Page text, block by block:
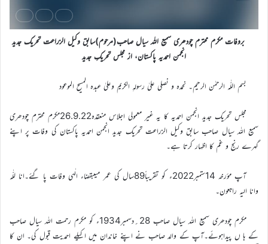
بروفات مکرم محترم چودھری سمیع اللہ سیال صاحب(مرحوم)سابق وکیل الزراعت تحریک جدید
انجمن احمدیہ پاکستان، از مجلس تحریکِ جدید
بسم اللّٰہ الرحمٰن الرحیم۔ نحمدہ و نصلی علیٰ رسولہِ الکریم وعلیٰ عبدہ المسیح الموعود
مجلس تحریک جدید انجمن احمدیہ کا یہ غیر معمولی اجلاس منعقدہ26.9.22مکرم محترم چودھری
سمیع اللہ سیال صاحب سابق وکیل الزراعت تحریک جدید انجمن احمدیہ پاکستان کی وفات پر اپنے
گہرے رنج و غم کا اظہار کرتا ہے۔
آپ مؤرخہ 14ستمبر2022ء کو تقریباً89سال کی عمر میںبقضاء الٰہی وفات پا گئے۔انا للّٰہ
وانا الیہ راجعون۔
مکرم چودھری سمیع اللہ سیال صاحب 28؍دسمبر1934ء کو مکرم رحمت اللہ سیال صاحب
کے ہا ں پیداہوئے۔آپ کے والد صاحب نے اپنے خاندان میں اکیلے احمدیت قبول کی۔ ان کا